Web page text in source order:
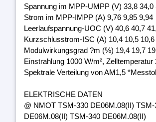
Spannung im MPP-UMPP (V) 33,8 34,0
Strom im MPP-IMPP (A) 9,76 9,85 9,94
Leerlaufspannung-UOC (V) 40,6 40,7
Kurzschlusstrom-ISC (A) 10,4 10,5 10,6
Modulwirkungsgrad ?m (%) 19,4 19,7
Einstrahlung 1000 W/m², Zelltemperatur
Spektrale Verteilung von AM1,5
ELEKTRISCHE DATEN
@ NMOT TSM-330 DE06M.08(II) TSM-
DE06M.08(II) TSM-340 DE06M.08(II)